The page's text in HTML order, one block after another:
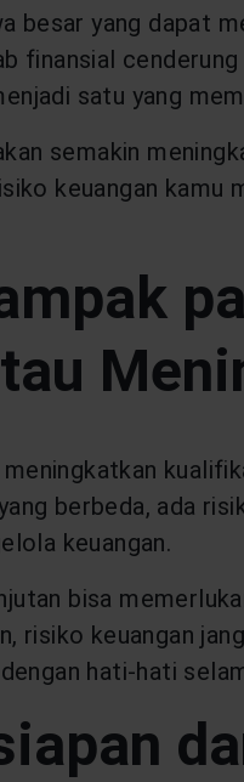
besar yang dapat
finansial
satu yang
semakin
keuangan
berbeda, ada
keuangan.
bisa
risiko keuangan
hati-hati